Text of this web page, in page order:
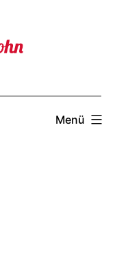
Menü